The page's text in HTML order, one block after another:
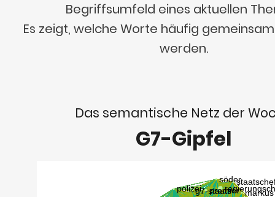
Begriffsumfeld eines aktuellen
Es zeigt, welche Worte häufig
werden.
Das semantische Netz der
G7-Gipfel